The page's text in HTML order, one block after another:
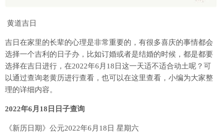
黄道吉日
吉日在家里的长辈的心理是非常重要的，有很多喜庆的事情都会
选择一个吉利的日子办，比如订婚或者是结婚的时候，都是都要
选择在吉日进行，在2022年6月18日这一天适不适合动土呢？可
以通过查询老黄历进行查看，也可以在这里查看，小编为大家整
理的详细内容。
2022年6月18日日子查询
《新历日期》公元2022年6月18日 星期六